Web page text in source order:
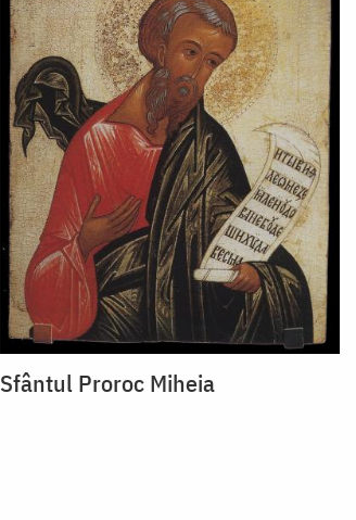
Sfântul Proroc Miheia